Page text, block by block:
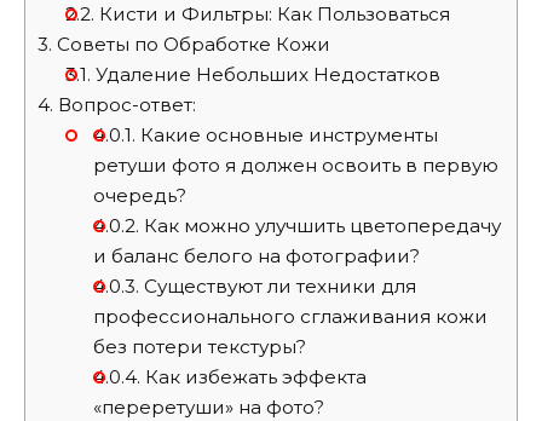
2.2. Кисти и Фильтры: Как Пользоваться
3. Советы по Обработке Кожи
3.1. Удаление Небольших Недостатков
4. Вопрос-ответ:
4.0.1. Какие основные инструменты
ретуши фото я должен освоить в первую
очередь?
4.0.2. Как можно улучшить цветопередачу
и баланс белого на фотографии?
4.0.3. Существуют ли техники для
профессионального сглаживания кожи
без потери текстуры?
4.0.4. Как избежать эффекта
«переретуши» на фото?